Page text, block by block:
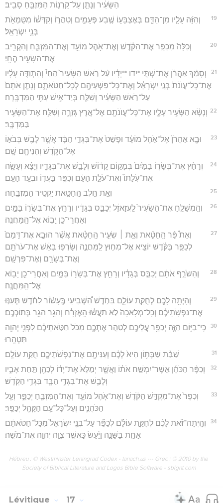
הַשָּׂעִ֔יר וְנָתַ֛ן עַל־קַרְנ֥וֹת הַמִּזְבֵּ֖חַ סָבִֽיב׃
19
וְהִזָּ֨ה עָלָ֧יו מִן־הַדָּ֛ם בְּאֶצְבָּע֖וֹ שֶׁ֣בַע פְּעָמִ֑ים וְטִהֲר֣וֹ וְקִדְּשׁ֔וֹ מִטֻּמְאֹ֖ת
בְּנֵ֥י יִשְׂרָאֵֽל׃
20
וְכִלָּה֙ מִכַּפֵּ֣ר אֶת־הַקֹּ֔דֶשׁ וְאֶת־אֹ֥הֶל מוֹעֵ֖ד וְאֶת־הַמִּזְבֵּ֑חַ וְהִקְרִ֖יב
אֶת־הַשָּׂעִ֥יר הֶחָֽי׃
21
וְסָמַ֨ךְ אַהֲרֹ֜ן אֶת־שְׁתֵּ֣י *ידו **יָדָ֗יו עַ֨ל רֹ֣אשׁ הַשָּׂעִיר֮ הַחַי֒ וְהִתְוַדָּ֣ה עָלָ֗יו
אֶת־כָּל־עֲוֺנֹת֙ בְּנֵ֣י יִשְׂרָאֵ֔ל וְאֶת־כָּל־פִּשְׁעֵיהֶ֖ם לְכָל־חַטֹּאתָ֑ם וְנָתַ֤ן אֹתָם֙
עַל־רֹ֣אשׁ הַשָּׂעִ֔יר וְשִׁלַּ֛ח בְּיַד־אִ֥ישׁ עִתִּ֖י הַמִּדְבָּֽרָה׃
22 וְנָשָׂ֨א הַשָּׂעִ֥יר עָלָ֛יו אֶת־כָּל־עֲוֺנֹתָ֖ם אֶל־אֶ֣רֶץ גְּזֵרָ֑ה וְשִׁלַּ֥ח אֶת־הַשָּׂעִ֖יר
בַּמִּדְבָּֽר׃
23
וּבָ֤א אַהֲרֹן֙ אֶל־אֹ֣הֶל מוֹעֵ֔ד וּפָשַׁט֙ אֶת־בִּגְדֵ֣י הַבָּ֔ד אֲשֶׁ֥ר לָבַ֖שׁ בְּבֹא֣וֹ
אֶל־הַקֹּ֑דֶשׁ וְהִנִּיחָ֖ם שָֽׁם׃
24
וְרָחַ֨ץ אֶת־בְּשָׂר֤וֹ בַמַּ֙יִם֙ בְּמָק֣וֹם קָד֔וֹשׁ וְלָבַ֖שׁ אֶת־בְּגָדָ֑יו וְיָצָ֗א וְעָשָׂ֤ה
אֶת־עֹֽלָתוֹ֙ וְאֶת־עֹלַ֣ת הָעָ֔ם וְכִפֶּ֥ר בַּעֲד֖וֹ וּבְעַ֥ד הָעָֽם׃
25 וְאֵ֛ת חֵ֥לֶב הַֽחַטָּ֖את יַקְטִ֥יר הַמִּזְבֵּֽחָה׃
26
וְהַֽמְשַׁלֵּ֤חַ אֶת־הַשָּׂעִיר֙ לַֽעֲזָאזֵ֔ל יְכַבֵּ֣ס בְּגָדָ֔יו וְרָחַ֥ץ אֶת־בְּשָׂר֖וֹ בַּמָּ֑יִם
וְאַחֲרֵי־כֵ֖ן יָב֥וֹא אֶל־הַֽמַּחֲנֶֽה׃
27
וְאֵת֩ פַּ֨ר הַֽחַטָּ֜את וְאֵ֣ת ׀ שְׂעִ֣יר הַֽחַטָּ֗את אֲשֶׁ֨ר הוּבָ֤א אֶת־דָּמָם֙
לְכַפֵּ֣ר בַּקֹּ֔דֶשׁ יוֹצִ֖יא אֶל־מִח֣וּץ לַֽמַּחֲנֶ֑ה וְשָׂרְפ֣וּ בָאֵ֔שׁ אֶת־עֹרֹתָ֥ם
וְאֶת־בְּשָׂרָ֖ם וְאֶת־פִּרְשָֽׁם׃
28
וְהַשֹּׂרֵ֣ף אֹתָ֔ם יְכַבֵּ֣ס בְּגָדָ֔יו וְרָחַ֥ץ אֶת־בְּשָׂר֖וֹ בַּמָּ֑יִם וְאַחֲרֵי־כֵ֖ן יָב֥וֹא
אֶל־הַֽמַּחֲנֶֽה׃
29
וְהָיְתָ֥ה לָכֶ֖ם לְחֻקַּ֣ת עוֹלָ֑ם בַּחֹ֣דֶשׁ הַ֠שְּׁבִיעִי בֶּֽעָשׂ֨וֹר לַחֹ֜דֶשׁ תְּעַנּ֣וּ
אֶת־נַפְשֹֽׁתֵיכֶ֗ם וְכָל־מְלָאכָה֙ לֹ֣א תַעֲשׂ֔וּ הָֽאֶזְרָ֔ח וְהַגֵּ֖ר הַגָּ֥ר בְּתוֹכְכֶֽם׃
30
כִּֽי־בַיּ֥וֹם הַזֶּ֛ה יְכַפֵּ֥ר עֲלֵיכֶ֖ם לְטַהֵ֣ר אֶתְכֶ֑ם מִכֹּל֙ חַטֹּ֣אתֵיכֶ֔ם לִפְנֵ֥י יְהוָ֖ה
תִּטְהָֽרוּ׃
31 שַׁבַּ֨ת שַׁבָּת֥וֹן הִיא֙ לָכֶ֔ם וְעִנִּיתֶ֖ם אֶת־נַפְשֹׁתֵיכֶ֑ם חֻקַּ֖ת עוֹלָֽם׃
32
וְכִפֶּ֨ר הַכֹּהֵ֜ן אֲשֶׁר־יִמְשַׁ֣ח אֹת֗וֹ וַאֲשֶׁ֤ר יְמַלֵּא֙ אֶת־יָד֔וֹ לְכַהֵ֖ן תַּ֣חַת אָבִ֑יו
וְלָבַ֛שׁ אֶת־בִּגְדֵ֥י הַבָּ֖ד בִּגְדֵ֥י הַקֹּֽדֶשׁ׃
33
וְכִפֶּר֙ אֶת־מִקְדַּ֣שׁ הַקֹּ֔דֶשׁ וְאֶת־אֹ֧הֶל מוֹעֵ֛ד וְאֶת־הַמִּזְבֵּ֖חַ יְכַפֵּ֑ר וְעַ֧ל
הַכֹּהֲנִ֛ים וְעַל־כָּל־עַ֥ם הַקָּהָ֖ל יְכַפֵּֽר׃
34
וְהָֽיְתָה־זֹּ֨את לָכֶ֜ם לְחֻקַּ֣ת עוֹלָ֗ם לְכַפֵּ֞ר עַל־בְּנֵ֤י יִשְׂרָאֵל֙ מִכָּל־חַטֹּאתָ֔ם
אַחַ֖ת בַּשָּׁנָ֑ה וַיַּ֕עַשׂ כַּאֲשֶׁ֛ר צִוָּ֥ה יְהוָ֖ה אֶת־מֹשֶֽׁה׃
Hébreu : © Westminster Leningrad Codex - tanach.us --- Grec : © 2010 by the
Society of Biblical Literature and Logos Bible Software - sblgnt.com
Lévitique 17